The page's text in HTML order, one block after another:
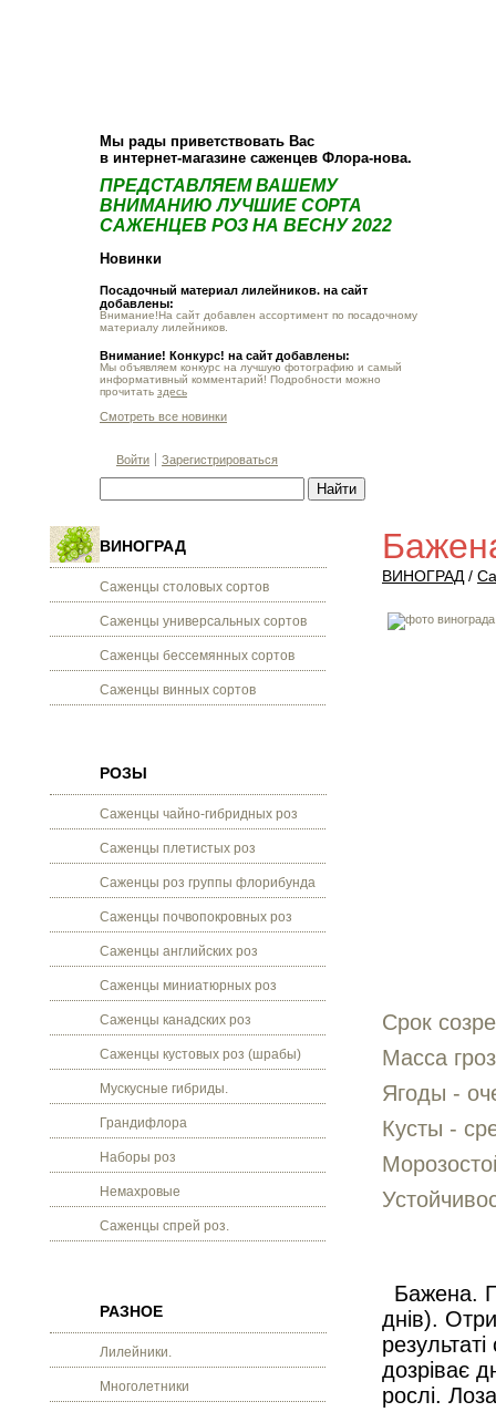
Мы рады приветствовать Вас
в интернет-магазине саженцев Флора-нова.
ПРЕДСТАВЛЯЕМ ВАШЕМУ
ВНИМАНИЮ ЛУЧШИЕ СОРТА
САЖЕНЦЕВ РОЗ НА ВЕСНУ 2022
Новинки
Посадочный материал лилейников. на сайт
добавлены:
Внимание!На сайт добавлен ассортимент по посадочному
материалу лилейников.
Внимание! Конкурс! на сайт добавлены:
Мы объявляем конкурс на лучшую фотографию и самый
информативный комментарий! Подробности можно
прочитать здесь
Смотреть все новинки
Войти Зарегистрироваться
ВИНОГРАД
Саженцы столовых сортов
Саженцы универсальных сортов
Саженцы бессемянных сортов
Саженцы винных сортов
РОЗЫ
Саженцы чайно-гибридных роз
Саженцы плетистых роз
Саженцы роз группы флорибунда
Саженцы почвопокровных роз
Саженцы английских роз
Саженцы миниатюрных роз
Саженцы канадских роз
Саженцы кустовых роз (шрабы)
Мускусные гибриды.
Грандифлора
Наборы роз
Немахровые
Саженцы спрей роз.
РАЗНОЕ
Лилейники.
Многолетники
ВИНОГРАД /
Срок
Масса
Ягоды -
Кусты -
Бажена.
днів).
дозріває
рослі.